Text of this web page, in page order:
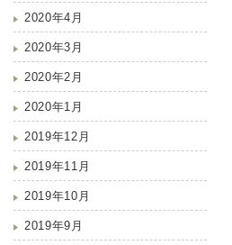
2020年4月
2020年3月
2020年2月
2020年1月
2019年12月
2019年11月
2019年10月
2019年9月